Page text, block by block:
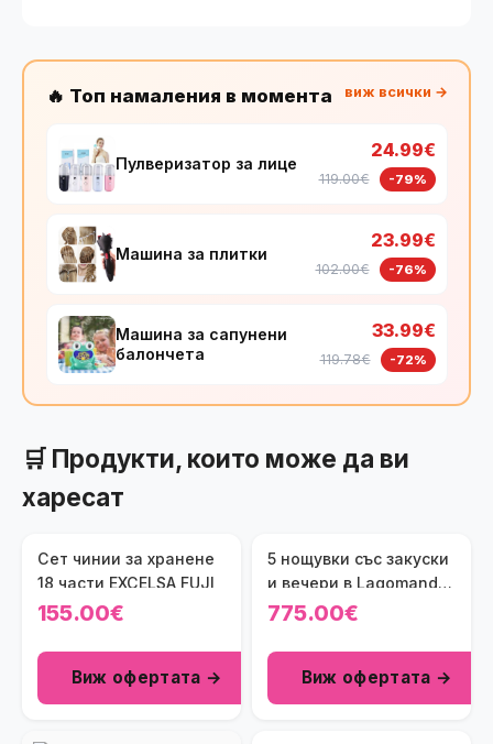
🔥 Топ намаления в момента виж всички →
Пулверизатор за лице
24.99€
119.00€ -79%
Машина за плитки
23.99€
102.00€ -76%
Машина за сапунени
балончета
33.99€
119.78€ -72%
🛒 Продукти, които може да ви
харесат
Сет чинии за хранене
18 части EXCELSA FUJI
155.00€
Виж офертата →
5 нощувки със закуски
и вечери в Lagomandra
Hotel &amp; SPA 4*,
през Юли и Август! Две
деца до 13.99г. -
безплатно!
775.00€
Виж офертата →